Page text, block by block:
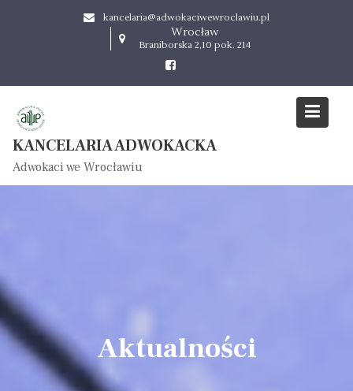
t
kancelaria@adwokaciwewroclawiu.pl
Wrocław
Braniborska 2,10 pok. 214
KANCELARIA ADWOKACKA
Adwokaci we Wrocławiu
Aktualności